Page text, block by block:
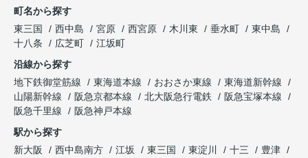
町名から探す
東三国
西中島 宮原 西宮原 木川東 垂水町
東中島
十八条
広芝町
江坂町
沿線から探す
地下鉄御堂筋線
東海道本線 おおさか東線
東海道新幹線
山陽新幹線
阪急京都本線 北大阪急行電鉄
阪急宝塚本線
阪急千里線
阪急神戸本線
駅から探す
新大阪
西中島南方 江坂 東三国 東淀川 十三
豊津